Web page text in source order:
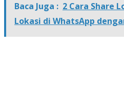
Baca Juga : 2 Cara Share
Lokasi di WhatsApp